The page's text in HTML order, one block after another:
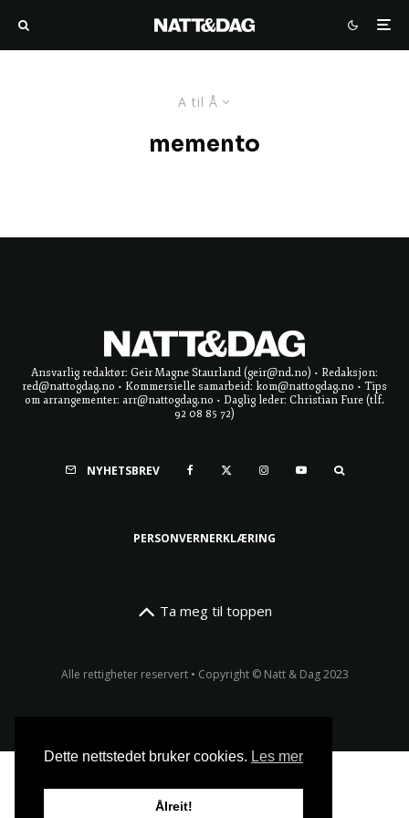
A til Å
memento
Ansvarlig redaktør: Geir Magne Staurland (geir@nd.no) • Redaksjon:
red@nattogdag.no • Kommersielle samarbeid: kom@nattogdag.no • Tips
om arrangementer: arr@nattogdag.no • Daglig leder: Christian Fure (tlf.
92 08 85 72)
NYHETSBREV
PERSONVERNERKLÆRING
Ta meg til toppen
Alle rettigheter reservert • Copyright © Natt & Dag 2023
Dette nettstedet bruker cookies. Les mer
Ålreit!